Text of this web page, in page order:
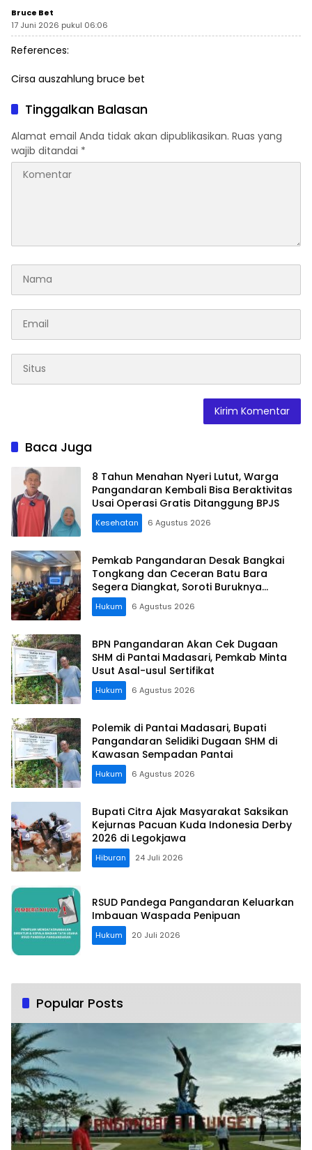
Bruce Bet
17 Juni 2026 pukul 06:06
References:
Cirsa auszahlung bruce bet
Tinggalkan Balasan
Alamat email Anda tidak akan dipublikasikan. Ruas yang
wajib ditandai *
Baca Juga
8 Tahun Menahan Nyeri Lutut, Warga
Pangandaran Kembali Bisa Beraktivitas
Usai Operasi Gratis Ditanggung BPJS
Kesehatan 6 Agustus 2026
Pemkab Pangandaran Desak Bangkai
Tongkang dan Ceceran Batu Bara
Segera Diangkat, Soroti Buruknya
Koordinasi Perusahaan
Hukum 6 Agustus 2026
BPN Pangandaran Akan Cek Dugaan
SHM di Pantai Madasari, Pemkab Minta
Usut Asal-usul Sertifikat
Hukum 6 Agustus 2026
Polemik di Pantai Madasari, Bupati
Pangandaran Selidiki Dugaan SHM di
Kawasan Sempadan Pantai
Hukum 6 Agustus 2026
Bupati Citra Ajak Masyarakat Saksikan
Kejurnas Pacuan Kuda Indonesia Derby
2026 di Legokjawa
Hiburan 24 Juli 2026
RSUD Pandega Pangandaran Keluarkan
Imbauan Waspada Penipuan
Hukum 20 Juli 2026
Popular Posts